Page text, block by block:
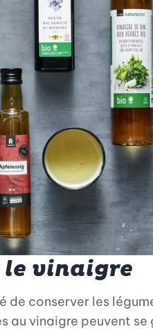
le vinaigre
de conserver les
au vinaigre peuvent